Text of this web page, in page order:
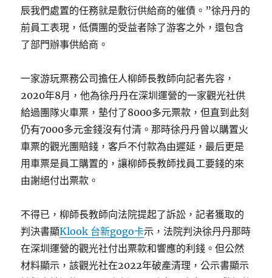
辰我們處置的任務就是敷衍供給商的催債。”徐丹丹的
前員工表現，低價團的受益者除了游客之外，還包含
了部門辦事供給商。
一家游玩票務公司擔任人柳師長教師向記者先容，
2020年8月，他為徐丹丹在深圳運營的一家觀光社供
給過團隊火車票，墊付了8000多元票款，但直到此刻
仍有7000多元金錢沒有付清。那時徐丹丹曾以購置火
車票的觀光團賠錢，客戶不付款為由遲延，最后更是
用車票是員工購置的，讓柳師長教師找員工要錢的來
由謝絕付出票款。
不得已，柳師長教師向法院提起了訴訟，記者獲取的
判決書顯Klook 台新gogo卡示，法院判決徐丹丹那時
在深圳運營的觀光社付出票款和響應的利錢。但公然
材料顯示，該觀光社在2022年破產清理，公示書顯示